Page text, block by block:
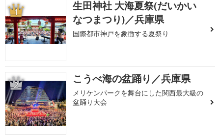
1
生田神社 大海夏祭(だいかい
なつまつり)／兵庫県
国際都市神戸を象徴する夏祭り
2 こうべ海の盆踊り／兵庫県
メリケンパークを舞台にした関西最大級の
盆踊り大会